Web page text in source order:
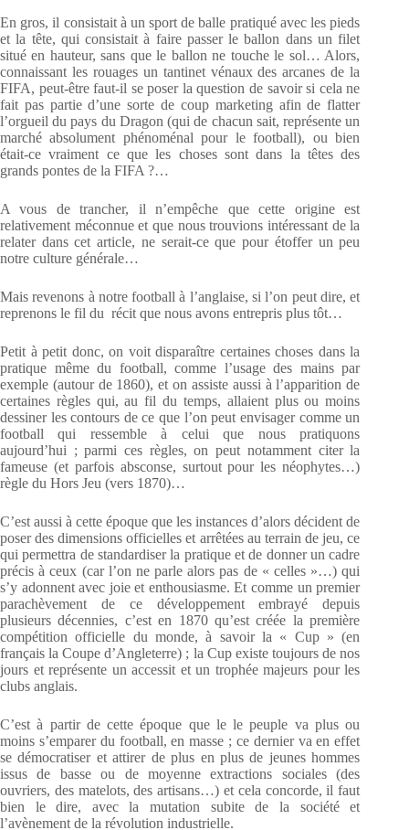
En gros, il consistait à un sport de balle pratiqué avec les pieds
et la tête, qui consistait à faire passer le ballon dans un filet
situé en hauteur, sans que le ballon ne touche le sol… Alors,
connaissant les rouages un tantinet vénaux des arcanes de la
FIFA, peut-être faut-il se poser la question de savoir si cela ne
fait pas partie d’une sorte de coup marketing afin de flatter
l’orgueil du pays du Dragon (qui de chacun sait, représente un
marché absolument phénoménal pour le football), ou bien
était-ce vraiment ce que les choses sont dans la têtes des
grands pontes de la FIFA ?…
A vous de trancher, il n’empêche que cette origine est
relativement méconnue et que nous trouvions intéressant de la
relater dans cet article, ne serait-ce que pour étoffer un peu
notre culture générale…
Mais revenons à notre football à l’anglaise, si l’on peut dire, et
reprenons le fil du récit que nous avons entrepris plus tôt…
Petit à petit donc, on voit disparaître certaines choses dans la
pratique même du football, comme l’usage des mains par
exemple (autour de 1860), et on assiste aussi à l’apparition de
certaines règles qui, au fil du temps, allaient plus ou moins
dessiner les contours de ce que l’on peut envisager comme un
football qui ressemble à celui que nous pratiquons
aujourd’hui ; parmi ces règles, on peut notamment citer la
fameuse (et parfois absconse, surtout pour les néophytes…)
règle du Hors Jeu (vers 1870)…
C’est aussi à cette époque que les instances d’alors décident de
poser des dimensions officielles et arrêtées au terrain de jeu, ce
qui permettra de standardiser la pratique et de donner un cadre
précis à ceux (car l’on ne parle alors pas de « celles »…) qui
s’y adonnent avec joie et enthousiasme. Et comme un premier
parachèvement de ce développement embrayé depuis
plusieurs décennies, c’est en 1870 qu’est créée la première
compétition officielle du monde, à savoir la « Cup » (en
français la Coupe d’Angleterre) ; la Cup existe toujours de nos
jours et représente un accessit et un trophée majeurs pour les
clubs anglais.
C’est à partir de cette époque que le le peuple va plus ou
moins s’emparer du football, en masse ; ce dernier va en effet
se démocratiser et attirer de plus en plus de jeunes hommes
issus de basse ou de moyenne extractions sociales (des
ouvriers, des matelots, des artisans…) et cela concorde, il faut
bien le dire, avec la mutation subite de la société et
l’avènement de la révolution industrielle.